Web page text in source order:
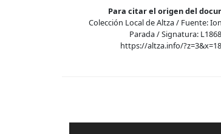
Para citar el origen del
Colección Local de Altza / Fuente:
Parada / Signatura:
https://altza.info/